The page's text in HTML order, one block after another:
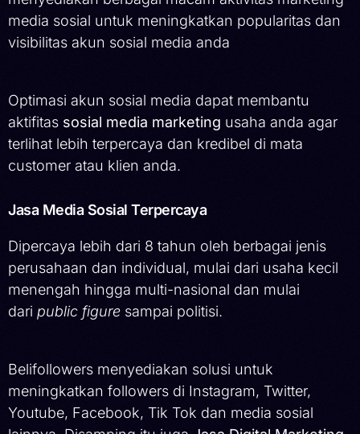
media sosial untuk meningkatkan popularitas dan
visibilitas akun sosial media anda
Optimasi akun sosial media dapat membantu
aktifitas sosial media marketing usaha anda agar
terlihat lebih terpercaya dan kredibel di mata
customer atau klien anda.
Jasa Media Sosial Terpercaya
Dipercaya lebih dari 8 tahun oleh berbagai jenis
perusahaan dan individual, mulai dari usaha kecil
menengah hingga multi-nasional dan mulai
dari public figure sampai politisi.
Belifollowers menyediakan solusi untuk
meningkatkan followers di Instagram, Twitter,
Youtube, Facebook, Tik Tok dan media sosial